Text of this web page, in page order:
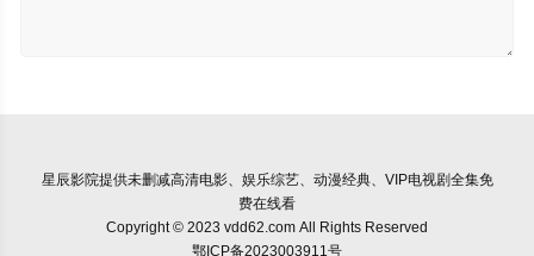
星辰影院提供未删减高清电影、娱乐综艺、动漫经典、VIP电视剧全集免
费在线看
Copyright © 2023 vdd62.com All Rights Reserved
鄂ICP备2023003911号